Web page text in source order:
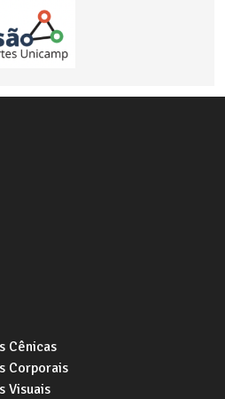
Cênicas
Corporais
Visuais